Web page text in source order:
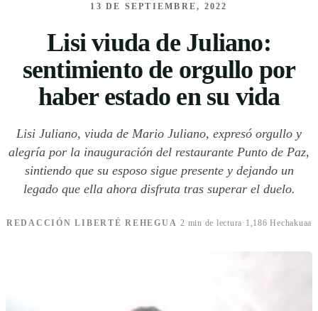
13 DE SEPTIEMBRE, 2022
Lisi viuda de Juliano:
sentimiento de orgullo por
haber estado en su vida
Lisi Juliano, viuda de Mario Juliano, expresó orgullo y
alegría por la inauguración del restaurante Punto de Paz,
sintiendo que su esposo sigue presente y dejando un
legado que ella ahora disfruta tras superar el duelo.
REDACCIÓN LIBERTÉ REHEGUA·2 min de lectura· 1,186 Hechakuaa